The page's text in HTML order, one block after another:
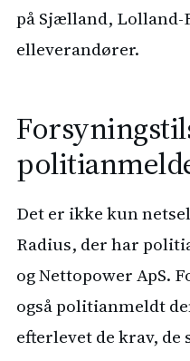
på Sjælland, Lolland-
elleverandører.
Det er ikke kun
Radius, der har
og Nettopower ApS.
også politianmeldt
efterlevet de krav,